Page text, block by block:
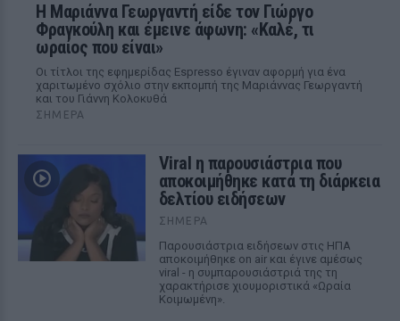
Η Μαριάννα Γεωργαντή είδε τον Γιώργο
Φραγκούλη και έμεινε άφωνη: «Καλέ, τι
ωραίος που είναι»
Οι τίτλοι της εφημερίδας Espresso έγιναν αφορμή για ένα
χαριτωμένο σχόλιο στην εκπομπή της Μαριάννας Γεωργαντή
και του Γιάννη Κολοκυθά
ΣΉΜΕΡΑ
Viral η παρουσιάστρια που
αποκοιμήθηκε κατά τη διάρκεια
δελτίου ειδήσεων
ΣΉΜΕΡΑ
Παρουσιάστρια ειδήσεων στις ΗΠΑ
αποκοιμήθηκε on air και έγινε αμέσως
viral - η συμπαρουσιάστριά της τη
χαρακτήρισε χιουμοριστικά «Ωραία
Κοιμωμένη».